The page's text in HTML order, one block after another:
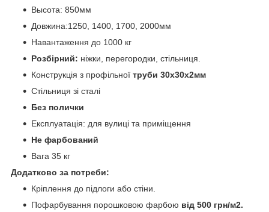
Высота: 850мм
Довжина:1250, 1400, 1700, 2000мм
Навантаження до 1000 кг
Розбірний: ніжки, перегородки, стільниця.
Конструкція з профільної труби 30х30х2мм
Стільниця зі сталі
Без полички
Експлуатація: для вулиці та приміщення
Не фарбований
Вага 35 кг
Додатково за потреби:
Кріплення до підлоги або стіни.
Пофарбування порошковою фарбою від 500 грн/м2.